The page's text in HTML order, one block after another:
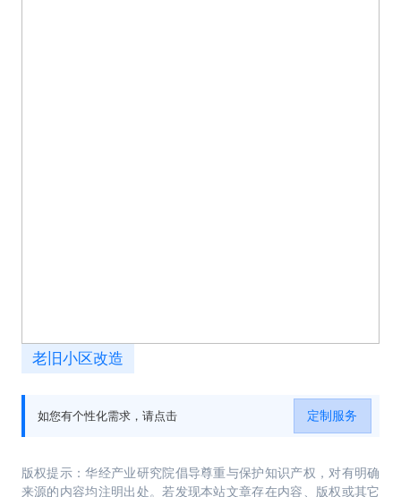
老旧小区改造
如您有个性化需求，请点击 定制服务
版权提示：华经产业研究院倡导尊重与保护知识产权，对有明确
来源的内容均注明出处。若发现本站文章存在内容、版权或其它